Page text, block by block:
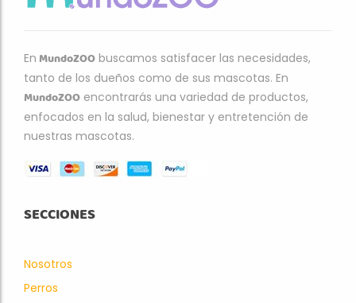
En MundoZOO buscamos satisfacer las necesidades,
tanto de los dueños como de sus mascotas. En
MundoZOO encontrarás una variedad de productos,
enfocados en la salud, bienestar y entretención de
nuestras mascotas.
SECCIONES
Nosotros
Perros